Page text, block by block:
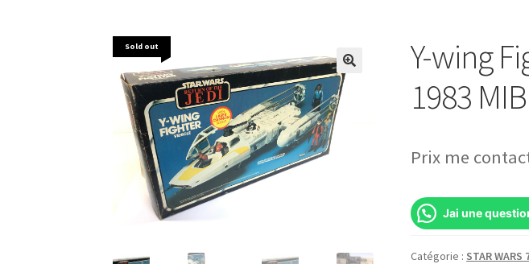
Sold out
Y-wing
1983 MIB
Prix me
Jai une
Catégorie : STAR